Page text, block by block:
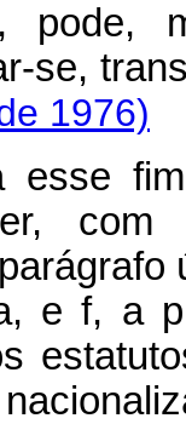
pode,
se,
1976)
esse
e f, a